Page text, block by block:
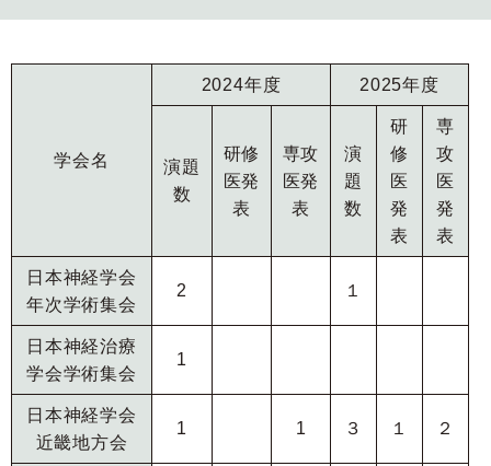
学会名
2024年度 2025年度
演題
数
研修
医発
表
専攻
医発
表
演
題
数
研
修
医
発
表
専
攻
医
発
表
日本神経学会
年次学術集会
2 １
日本神経治療
学会学術集会
1
日本神経学会
近畿地方会
1 1 ３ １ ２